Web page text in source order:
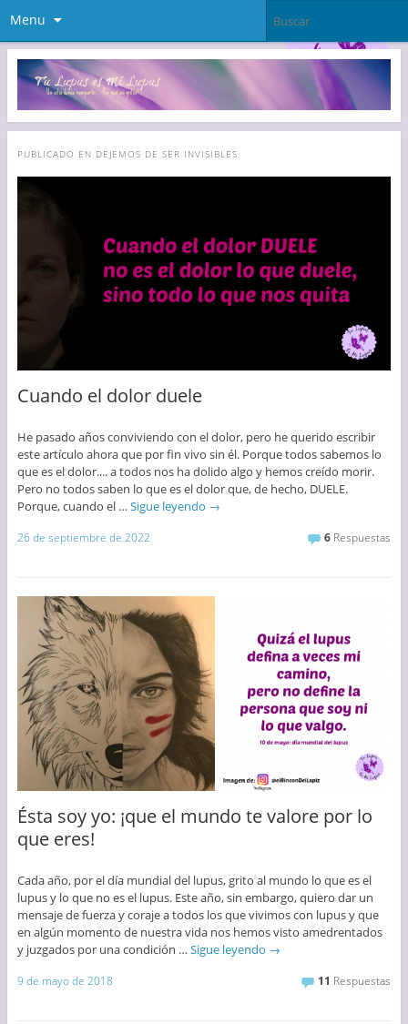
Menu
PUBLICADO EN DEJEMOS DE SER INVISIBLES
Cuando el dolor duele
He pasado años conviviendo con el dolor, pero he querido escribir
este artículo ahora que por fin vivo sin él. Porque todos sabemos lo
que es el dolor.... a todos nos ha dolido algo y hemos creído morir.
Pero no todos saben lo que es el dolor que, de hecho, DUELE.
Porque, cuando el … Sigue leyendo →
26 de septiembre de 2022 6 Respuestas
Ésta soy yo: ¡que el mundo te valore por lo
que eres!
Cada año, por el día mundial del lupus, grito al mundo lo que es el
lupus y lo que no es el lupus. Este año, sin embargo, quiero dar un
mensaje de fuerza y coraje a todos los que vivimos con lupus y que
en algún momento de nuestra vida nos hemos visto amedrentados
y juzgados por una condición … Sigue leyendo →
9 de mayo de 2018 11 Respuestas